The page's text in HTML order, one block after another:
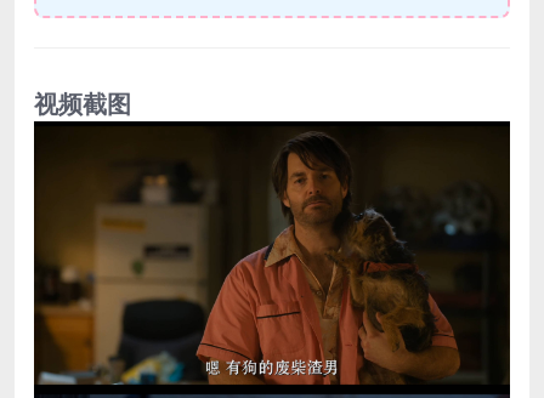
视频截图